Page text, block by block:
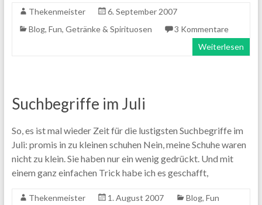
Thekenmeister
6. September 2007
Blog, Fun, Getränke & Spirituosen
3 Kommentare
Weiterlesen
Suchbegriffe im Juli
So, es ist mal wieder Zeit für die lustigsten Suchbegriffe im
Juli: promis in zu kleinen schuhen Nein, meine Schuhe waren
nicht zu klein. Sie haben nur ein wenig gedrückt. Und mit
einem ganz einfachen Trick habe ich es geschafft,
Thekenmeister 1. August 2007 Blog, Fun